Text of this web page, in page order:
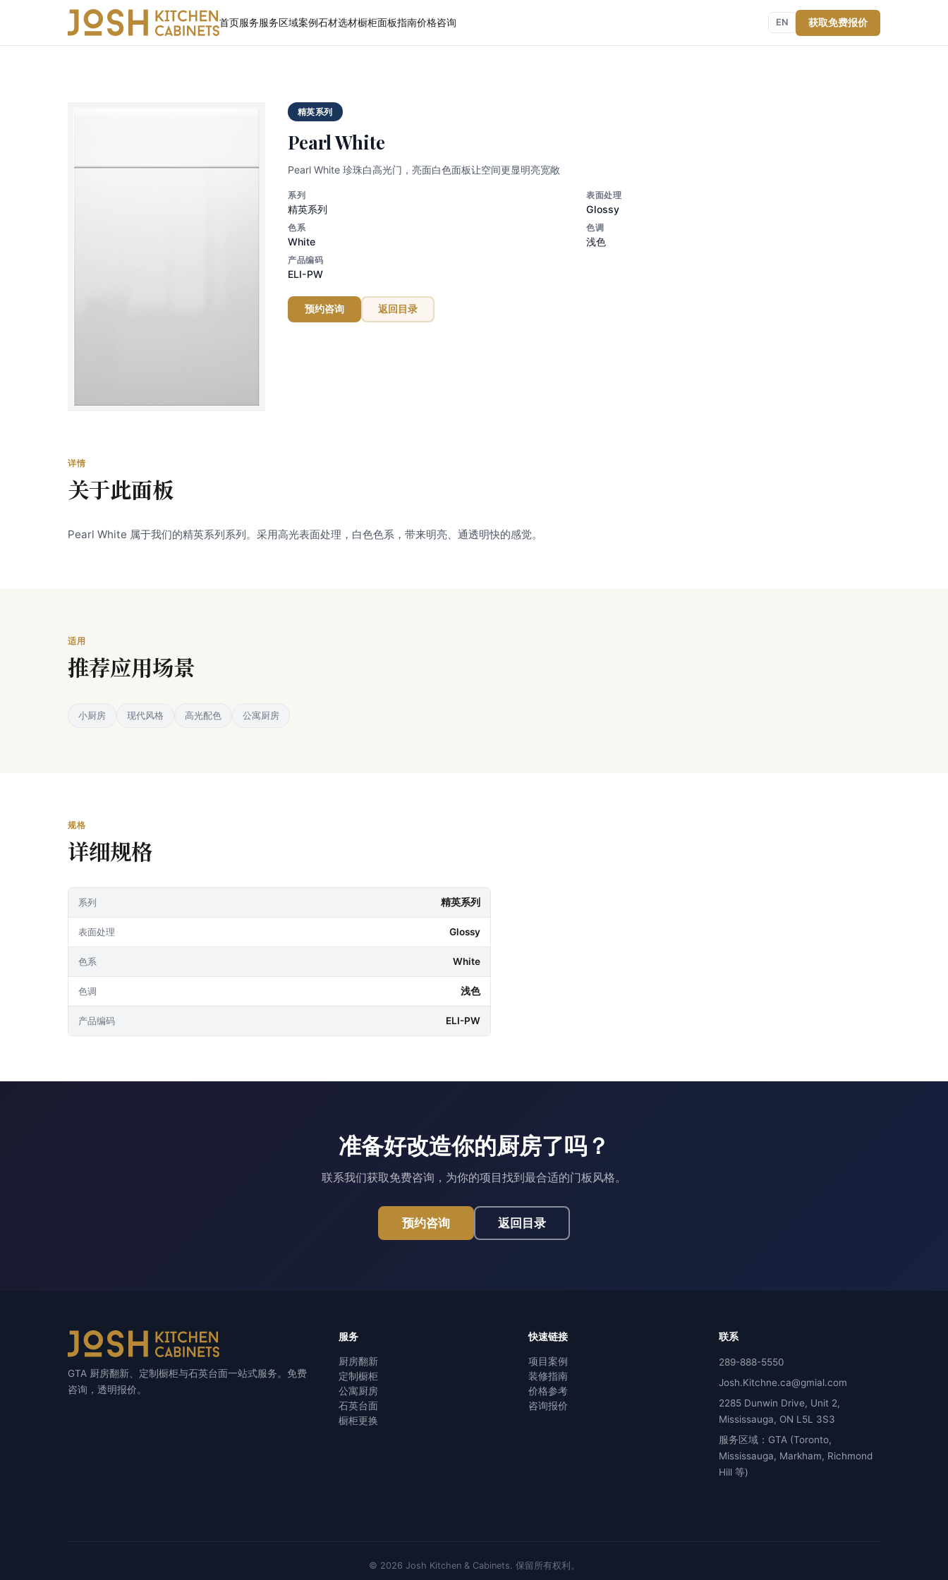
首页服务服务区域案例石材选材橱柜面板指南价格咨询 EN 获取免费报价
精英系列
Pearl White
Pearl White 珍珠白高光门，亮面白色面板让空间更显明亮宽敞
系列
精英系列
表面处理
Glossy
色系
White
色调
浅色
产品编码
ELI-PW
预约咨询 返回目录
详情
关于此面板
Pearl White 属于我们的精英系列系列。采用高光表面处理，白色色系，带来明亮、通透明快的感觉。
适用
推荐应用场景
小厨房 现代风格 高光配色 公寓厨房
规格
详细规格
系列 精英系列
表面处理 Glossy
色系 White
色调 浅色
产品编码 ELI-PW
准备好改造你的厨房了吗？
联系我们获取免费咨询，为你的项目找到最合适的门板风格。
预约咨询 返回目录
GTA 厨房翻新、定制橱柜与石英台面一站式服务。免费
咨询，透明报价。
服务
厨房翻新
定制橱柜
公寓厨房
石英台面
橱柜更换
快速链接
项目案例
装修指南
价格参考
咨询报价
联系
289-888-5550
Josh.Kitchne.ca@gmial.com
2285 Dunwin Drive, Unit 2,
Mississauga, ON L5L 3S3
服务区域：GTA (Toronto,
Mississauga, Markham, Richmond
Hill 等)
© 2026 Josh Kitchen & Cabinets. 保留所有权利。